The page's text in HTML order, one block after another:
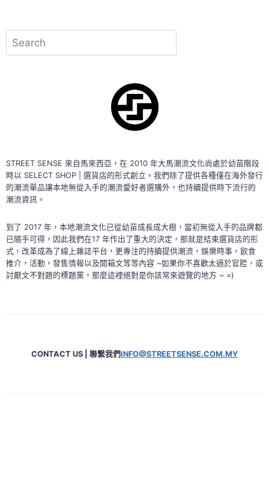
搜
尋
STREET SENSE 來自馬來西亞，在 2010 年大馬潮流文化尚處於幼苗階段
時以 SELECT SHOP | 選貨店的形式創立。我們除了提供各種僅在海外發行
的潮流單品讓本地無從入手的潮流愛好者選購外，也持續提供時下流行的
潮流資訊。
到了 2017 年，本地潮流文化已從幼苗成長成大樹，當初無從入手的品牌都
已隨手可得，因此我們在17 年作出了重大的決定，那就是結束選貨店的形
式，改革成為了線上雜誌平台，更專注的持續提供潮流，娛樂時事，飲食
推介，活動，發售情報以及開箱文等等內容 ~如果你不喜歡太過於官腔，或
討厭文不對題的標題黨，那麼這裡絕對是你該常來遊覽的地方 ~ =)
CONTACT US | 聯繫我們INFO@STREETSENSE.COM.MY